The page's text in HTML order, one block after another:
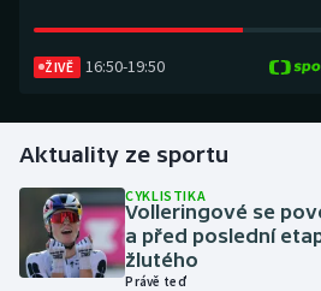
Gymnastika
Házená
Jezdectví
ŽIVĚ 16:50-19:50
Aktuality ze sportu
CYKLISTIKA
Volleringové se
a před poslední
žlutého
Právě teď